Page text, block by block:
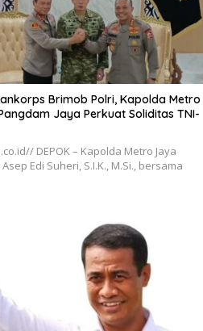
Brimob Polri, Kapolda Metro
Jaya Perkuat Soliditas TNI-
DEPOK – Kapolda Metro Jaya
Edi Suheri, S.I.K., M.Si., bersama